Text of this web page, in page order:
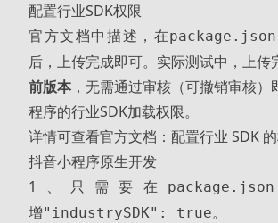
配置行业SDK权限
官方文档中描述，在package.json
后，上传完成即可。实际测试中，上传
前版本，无需通过审核（可撤销审核）
程序的行业SDK加载权限。
详情可查看官方文档： 配置行业 SDK
抖音小程序原生开发
1、只需要在
package.json
增"industrySDK": true。